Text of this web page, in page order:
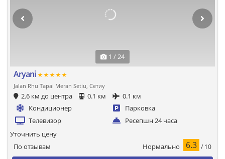
1 / 24
Aryani★★★★★
Jalan Rhu Tapai Meran Setiu, Сетиу
2.6 км до центра 0.1 км
0.1 км
Кондиционер
Парковка
Телевизор
Ресепшн 24 часа
По отзывам Нормально 6.3 / 10
Уточнить цену